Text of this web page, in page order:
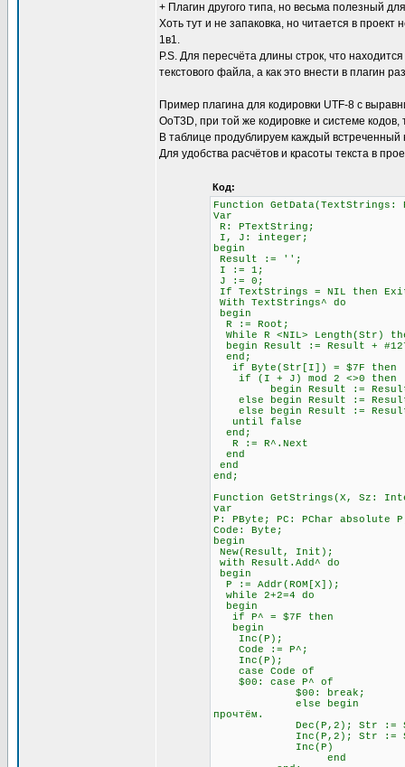
+ Плагин другого типа, но весьма полезный
Хоть тут и не запаковка, но читается в проект
1в1.
P.S. Для пересчёта длины строк, что
текстового файла, а как это внести в плагин
Пример плагина для кодировки UTF-8 с
OoT3D, при той же кодировке и системе
В таблице продублируем каждый
Для удобства расчётов и красоты текста в
Код:
Function
Var
R: PTextString;
I, J: integer;
begin
Result := '';
I := 1; \\ Счётчик
J := 0; \\
If TextStrings = NIL then
With TextStrings^ do
begin
R := Root;
While R <NIL>
begin Result := Result +
end;
if Byte(Str[I]) = $7F
if (I + J) mod 2 <>0
begin Result := Result +
else begin Result := Result
else begin Result := Result
until false \\ Всё это
end;
R := R^.Next
end
end
end;
Function GetStrings(X, Sz:
var
P: PByte; PC: PChar absolute
Code: Byte;
begin
New(Result, Init);
with Result.Add^ do
begin
P := Addr(ROM[X]);
while 2+2=4 do \\
begin
if P^ = $7F then \\
begin
Inc(P); \\
Code := P^;
Inc(P);
case Code of
$00: case P^ of
$00: break; \\ А за
else begin \\ Если за
прочтём.
Dec(P,2); Str := Str
Inc(P,2); Str := Str
Inc(P)
end